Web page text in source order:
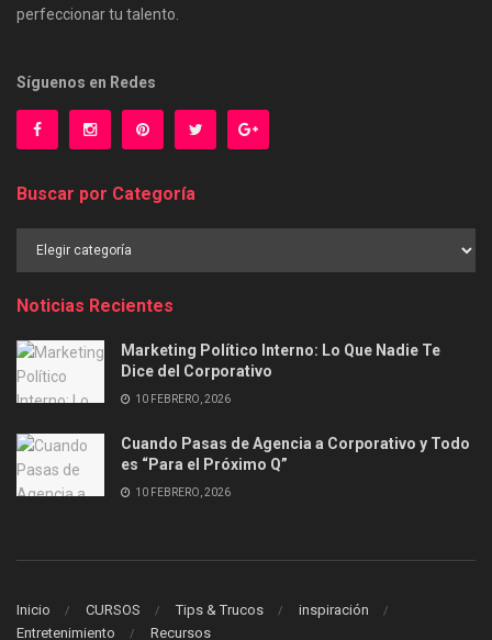
perfeccionar tu talento.
Síguenos en Redes
Buscar por Categoría
Noticias Recientes
Marketing Político Interno: Lo Que Nadie Te
Dice del Corporativo
10 FEBRERO, 2026
Cuando Pasas de Agencia a Corporativo y Todo
es “Para el Próximo Q”
10 FEBRERO, 2026
Inicio CURSOS Tips & Trucos
inspiración
Entretenimiento
Recursos